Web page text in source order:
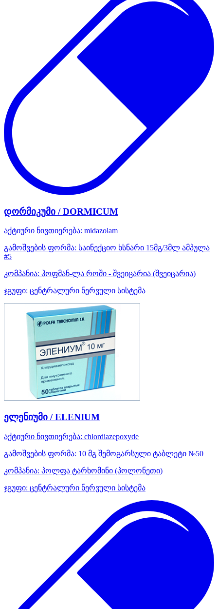
დორმიკუმი / DORMICUM
აქტიური ნივთიერება: midazolam
გამოშვების ფორმა: საინექციო ხსნარი 15მგ/3მლ ამპულა
#5
კომპანია: ჰოფმან-ლა როში - შვეიცარია (შვეიცარია)
ჯგუფი: ცენტრალური ნერვული სისტემა
ელენიუმი / ELENIUM
აქტიური ნივთიერება: chlordiazepoxyde
გამოშვების ფორმა: 10 მგ შემოგარსული ტაბლეტი №50
კომპანია: პოლფა ტარხომინი (პოლონეთი)
ჯგუფი: ცენტრალური ნერვული სისტემა